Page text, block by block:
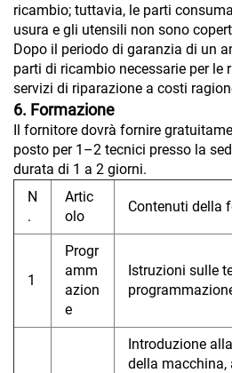
ricambio; tuttavia, le parti
usura e gli utensili non sono
Dopo il periodo di garanzia di un
parti di ricambio necessarie per le
servizi di riparazione a costi
6. Formazione
Il fornitore dovrà fornire
posto per 1–2 tecnici presso la
durata di 1 a 2 giorni.
N
.
Artic
olo
Contenuti della
1
Progr
amm
azion
e
Istruzioni sulle
Introduzione
della macchina,